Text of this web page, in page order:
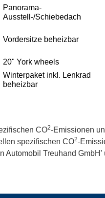
Panorama-
Ausstell-/Schiebedach
Vordersitze beheizbar
20" York wheels
Winterpaket inkl. Lenkrad
beheizbar
CO2-Emissionen
spezifischen CO2-
Automobil Treuhand